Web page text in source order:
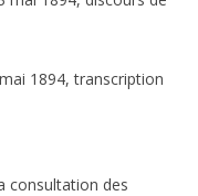
1894, transcription
consultation des